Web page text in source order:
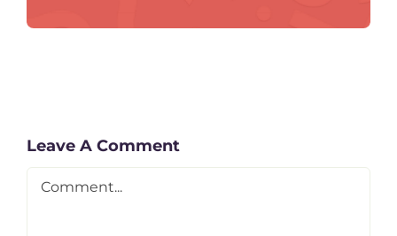
Leave A Comment